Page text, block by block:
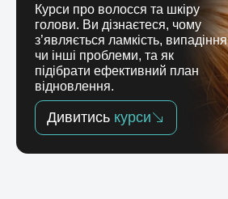
Курси про волосся та шкіру
голови. Ви дізнаєтеся, чому
з’являється ламкість, випадіння
чи інші проблеми, та як
підібрати ефективний план
відновлення.
Дивитись курси